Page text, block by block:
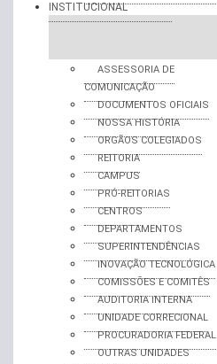
INSTITUCIONAL
ASSESSORIA DE
COMUNICAÇÃO
DOCUMENTOS OFICIAIS
NOSSA HISTÓRIA
ORGÃOS COLEGIADOS
REITORIA
CAMPUS
PRÓ-REITORIAS
CENTROS
DEPARTAMENTOS
SUPERINTENDÊNCIAS
INOVAÇÃO TECNOLÓGICA
COMISSÕES E COMITÊS
AUDITORIA INTERNA
UNIDADE CORRECIONAL
PROCURADORIA FEDERAL
OUTRAS UNIDADES